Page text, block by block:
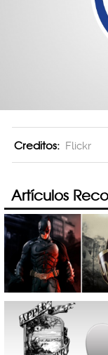
Creditos: Flickr
Artículos